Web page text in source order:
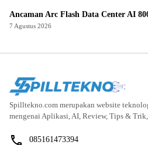
Ancaman Arc Flash Data Center AI
7 Agustus 2026
Spilltekno.com merupakan website
mengenai Aplikasi, AI, Review, Tips & Trik,
085161473394